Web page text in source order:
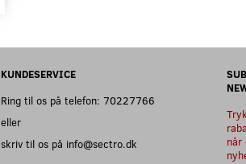
KUNDESERVICE
Ring til os på telefon: 70227766
eller
skriv til os på info@sectro.dk
når